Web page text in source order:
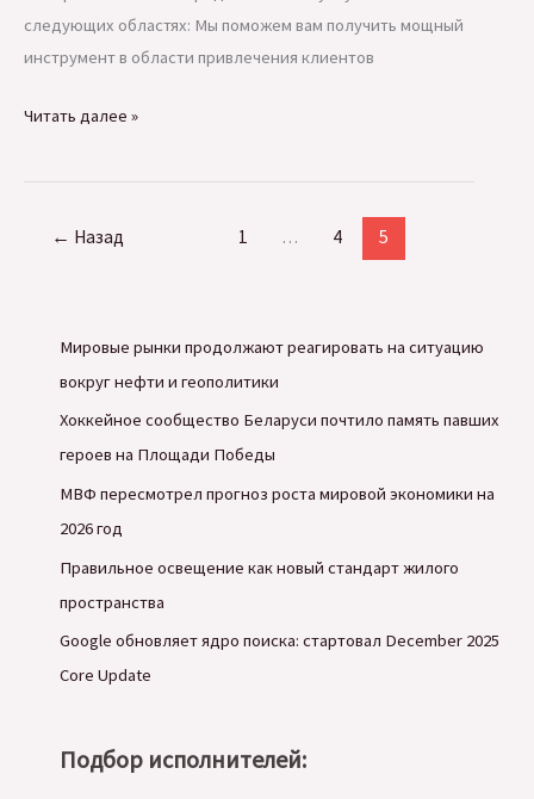
следующих областях: Мы поможем вам получить мощный
инструмент в области привлечения клиентов
Разработка
дизайна
Читать далее »
← Назад 1 … 4 5
Мировые рынки продолжают реагировать на ситуацию
вокруг нефти и геополитики
Хоккейное сообщество Беларуси почтило память павших
героев на Площади Победы
МВФ пересмотрел прогноз роста мировой экономики на
2026 год
Правильное освещение как новый стандарт жилого
пространства
Google обновляет ядро поиска: стартовал December 2025
Core Update
Подбор исполнителей: